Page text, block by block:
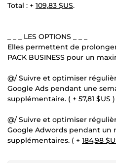
Total : + 109,83 $US.
_ _ _ LES OPTIONS _ _ _
Elles permettent de
PACK BUSINESS pour un
@/ Suivre et optimiser
Google Ads pendant une
supplémentaire. ( + 57,81 $US )
@/ Suivre et optimiser
Google Adwords pendant un
supplémentaires. ( + 184,98